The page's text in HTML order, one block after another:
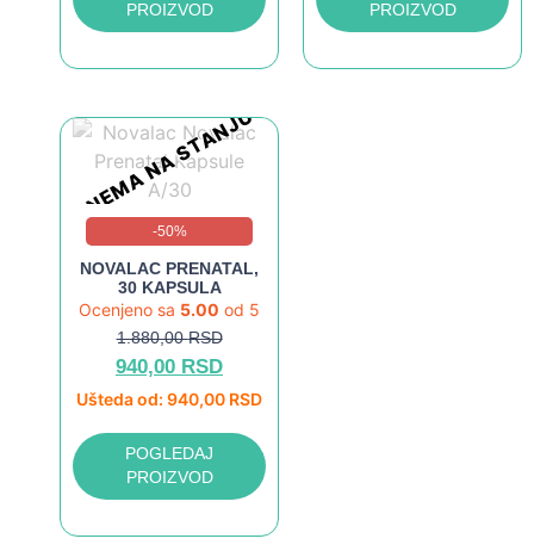
PROIZVOD
PROIZVOD
NEMA NA STANJU
-50%
NOVALAC PRENATAL,
30 KAPSULA
Ocenjeno sa 5.00 od 5
1.880,00RSD
940,00 RSD
Ušteda od: 940,00 RSD
POGLEDAJ
PROIZVOD